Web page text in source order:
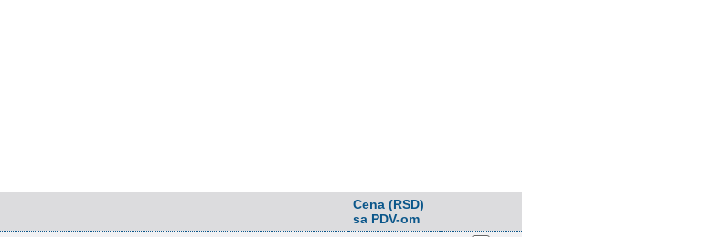
Cena (RSD)
sa PDV-om